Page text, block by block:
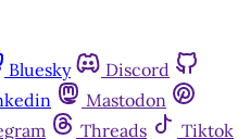
Bluesky
Discord
Mastodon
Threads
Tiktok